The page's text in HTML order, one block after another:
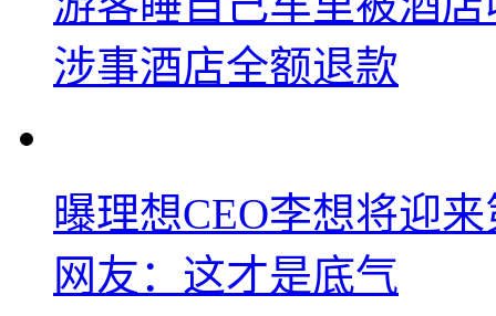
涉事酒店全额退款
曝理想CEO李想将迎
网友：这才是底气